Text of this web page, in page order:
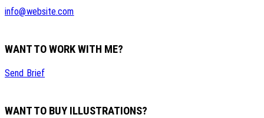
info@website.com
WANT TO WORK WITH ME?
Send Brief
WANT TO BUY ILLUSTRATIONS?